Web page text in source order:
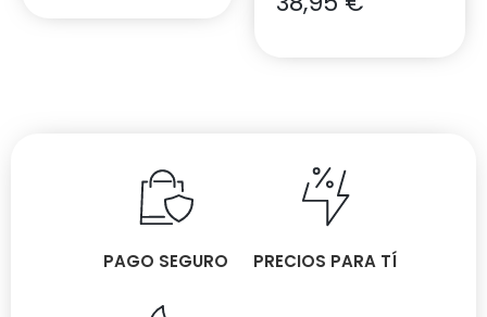
PAGO SEGURO PRECIOS PARA TÍ